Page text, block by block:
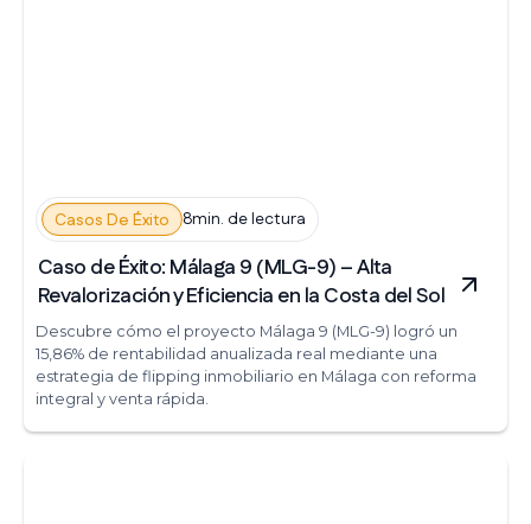
Casos De Éxito 8min. de lectura
Caso de Éxito: Málaga 9 (MLG-9) – Alta
Revalorización y Eficiencia en la Costa del Sol
Descubre cómo el proyecto Málaga 9 (MLG-9) logró un
15,86% de rentabilidad anualizada real mediante una
estrategia de flipping inmobiliario en Málaga con reforma
integral y venta rápida.